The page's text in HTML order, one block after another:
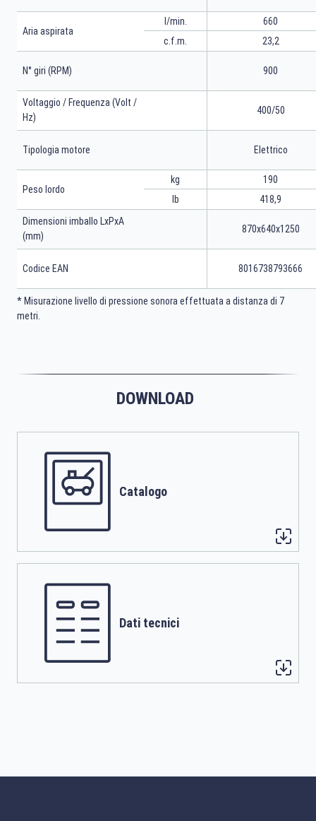
Aria aspirata
l/min.
c.f.m.
660
23,2
N° giri (RPM) 900
Voltaggio / Frequenza (Volt /
Hz)
400/50
Tipologia motore Elettrico
Peso lordo
kg
lb
190
418,9
Dimensioni imballo LxPxA
(mm)
870x640x1250
Codice EAN 8016738793666
* Misurazione livello di pressione sonora effettuata a distanza di 7
metri.
DOWNLOAD
Catalogo
Dati tecnici